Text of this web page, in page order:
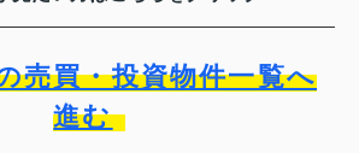
売買・投資物件一覧へ
進む